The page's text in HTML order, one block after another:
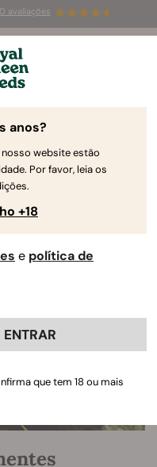
avaliações
até 50%
canábis
anos?
website estão
Por favor, leia os
+18
e política de
que tem 18 ou mais